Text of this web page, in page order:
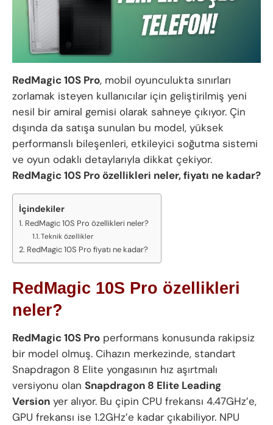
RedMagic 10S Pro, mobil oyunculukta sınırları
zorlamak isteyen kullanıcılar için geliştirilmiş yeni
nesil bir amiral gemisi olarak sahneye çıkıyor. Çin
dışında da satışa sunulan bu model, yüksek
performanslı bileşenleri, etkileyici soğutma sistemi
ve oyun odaklı detaylarıyla dikkat çekiyor.
RedMagic 10S Pro özellikleri neler, fiyatı ne kadar?
İçindekiler
RedMagic 10S Pro özellikleri neler?
Teknik özellikler
RedMagic 10S Pro fiyatı ne kadar?
RedMagic 10S Pro özellikleri
neler?
RedMagic 10S Pro performans konusunda rakipsiz
bir model olmuş. Cihazın merkezinde, standart
Snapdragon 8 Elite yongasının hız aşırtmalı
versiyonu olan Snapdragon 8 Elite Leading
Version yer alıyor. Bu çipin CPU frekansı 4.47GHz’e,
GPU frekansı ise 1.2GHz’e kadar çıkabiliyor. NPU